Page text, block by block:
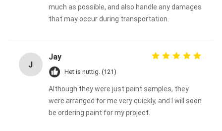
much as possible, and also handle any damages
that may occur during transportation.
J
Jay
Het is nuttig. (121)
Although they were just paint samples, they
were arranged for me very quickly, and I will soon
be ordering paint for my project.